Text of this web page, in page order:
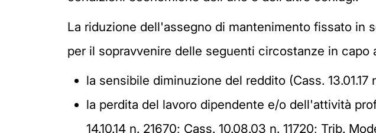
La riduzione dell'assegno di mantenimento fissato in
per il sopravvenire delle seguenti circostanze in capo
la sensibile diminuzione del reddito (Cass. 13.01.17
la perdita del lavoro dipendente e/o dell'attività
14.10.14 n. 21670; Cass. 10.08.03 n. 11720; Trib.